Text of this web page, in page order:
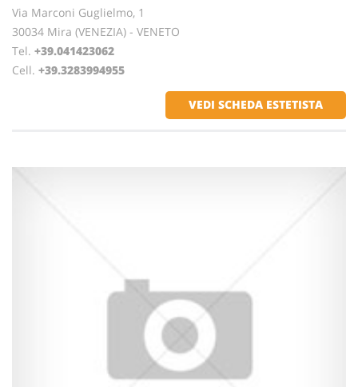
Via Marconi Guglielmo, 1
30034 Mira (VENEZIA) - VENETO
Tel. +39.041423062
Cell. +39.3283994955
VEDI SCHEDA ESTETISTA